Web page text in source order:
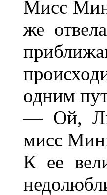
Мисс
же
одним
— Ой, Ли
мисс
К ее